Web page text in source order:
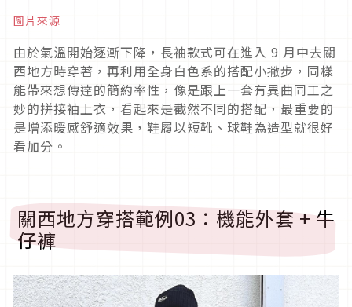
圖片來源
由於氣溫開始逐漸下降，長袖款式可在進入 9 月中去關
西地方時穿著，再利用全身白色系的搭配小撇步，同樣
能帶來想傳達的簡約率性，像是跟上一套有異曲同工之
妙的拼接袖上衣，看起來是截然不同的搭配，最重要的
是增添暖感舒適效果，鞋履以短靴、球鞋為造型就很好
看加分。
關西地方穿搭範例03 ：機能外套+牛
仔褲